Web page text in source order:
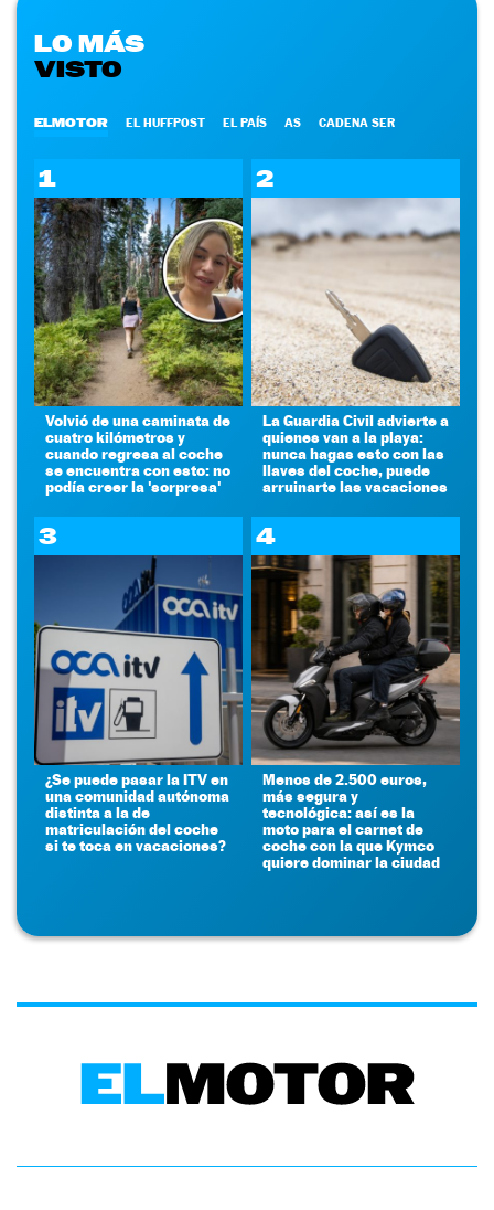
LO MÁS
VISTO
ELMOTOR EL HUFFPOST EL PAÍS AS CADENA SER
1
Volvió de una caminata de
cuatro kilómetros y
cuando regresa al coche
se encuentra con esto: no
podía creer la 'sorpresa'
2
La Guardia Civil advierte a
quienes van a la playa:
nunca hagas esto con las
llaves del coche, puede
arruinarte las vacaciones
3
¿Se puede pasar la ITV en
una comunidad autónoma
distinta a la de
matriculación del coche
si te toca en vacaciones?
4
Menos de 2.500 euros,
más segura y
tecnológica: así es la
moto para el carnet de
coche con la que Kymco
quiere dominar la ciudad